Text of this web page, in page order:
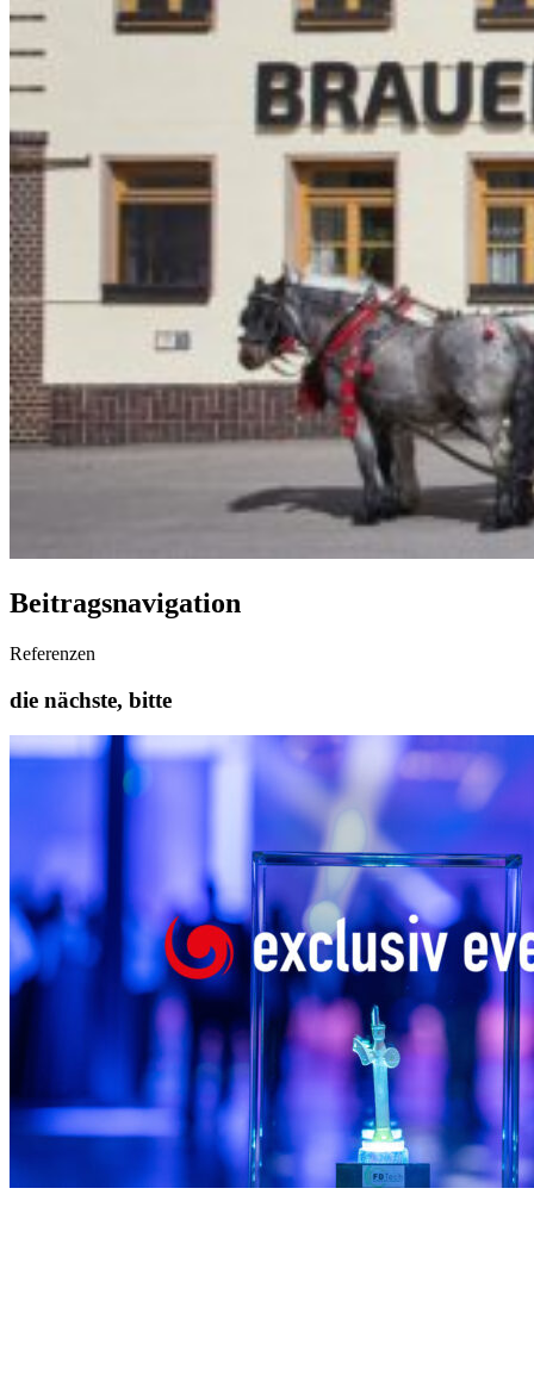
Beitragsnavigation
Referenzen
die nächste, bitte